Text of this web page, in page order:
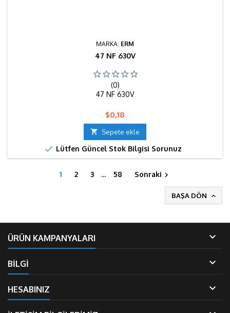
MARKA: ERM
47 NF 630V
(0)
47 NF 630V
Fiyat
$0,18
 Sepete ekle
 Lütfen Güncel Stok Bilgisi Sorunuz
1 2 3 … 58 Sonraki 
BAŞA DÖN 
ÜRÜN KAMPANYALARI 
BİLGİ 
HESABINIZ 